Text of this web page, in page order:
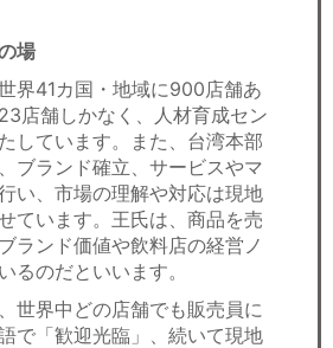
場
界41カ国・地域に900店舗あ
店舗しかなく、人材育成セン
しています。また、台湾本部
ブランド確立、サービスやマ
い、市場の理解や対応は現地
ています。王氏は、商品を売
ランド価値や飲料店の経営ノ
るのだといいます。
世界中どの店舗でも販売員に
で「歓迎光臨」、続いて現地